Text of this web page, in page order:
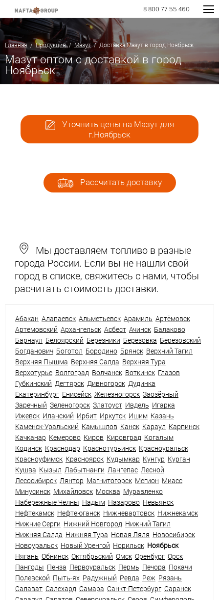
8 800 77 55 460
Главная /Продукция/ Мазут/ Доставка Мазут в город Ноябрьск
Мазут оптом с доставкой в город
Ноябрьск
Уточнить цены на Мазут для
г.Ноябрьск
Рассчитать доставку
Мы доставляем топливо в разные
города России. Если вы не нашли свой
город в списке, свяжитесь с нами, чтобы
расчитать стоимость доставки.
Абакан Алапаевск Альметьевск Арамиль Артёмовск
Артемовский Архангельск Асбест Ачинск Балаково
Барнаул Белоярский Березники Березовка Березовский
Богданович Боготол Бородино Брянск Верхний Тагил
Верхняя Пышма Верхняя Салда Верхняя Тура
Верхотурье Волгоград Волчанск Воткинск Глазов
Губкинский Дегтярск Дивногорск Дудинка
Екатеринбург Енисейск Железногорск Заозёрный
Заречный Зеленогорск Златоуст Ивдель Игарка
Ижевск Иланский Ирбит Иркутск Ишим Казань
Каменск-Уральский Камышлов Канск Караул Карпинск
Качканар Кемерово Киров Кировград Когалым
Кодинск Краснодар Краснотурьинск Красноуральск
Красноуфимск Красноярск Кудымкар Кунгур Курган
Кушва Кызыл Лабытнанги Лангепас Лесной
Лесосибирск Лянтор Магнитогорск Мегион Миасс
Минусинск Михайловск Москва Муравленко
Набережные Челны Надым Назарово Невьянск
Нефтекамск Нефтеюганск Нижневартовск Нижнекамск
Нижние Серги Нижний Новгород Нижний Тагил
Нижняя Салда Нижняя Тура Новая Ляля Новосибирск
Новоуральск Новый Уренгой Норильск Ноябрьск
Нягань Обнинск Октябрьский Омск Оренбург Орск
Пангоды Пенза Первоуральск Пермь Печора Покачи
Полевской Пыть-ях Радужный Ревда Реж Рязань
Салават Салехард Самара Санкт-Петербург Саранск